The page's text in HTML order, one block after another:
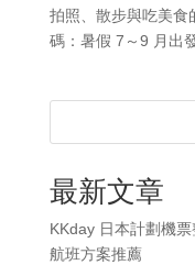
拍照、散步與吃美食
碼：暑假 7～9 月出
最新文章
KKday 日本計劃機
航班方案推薦